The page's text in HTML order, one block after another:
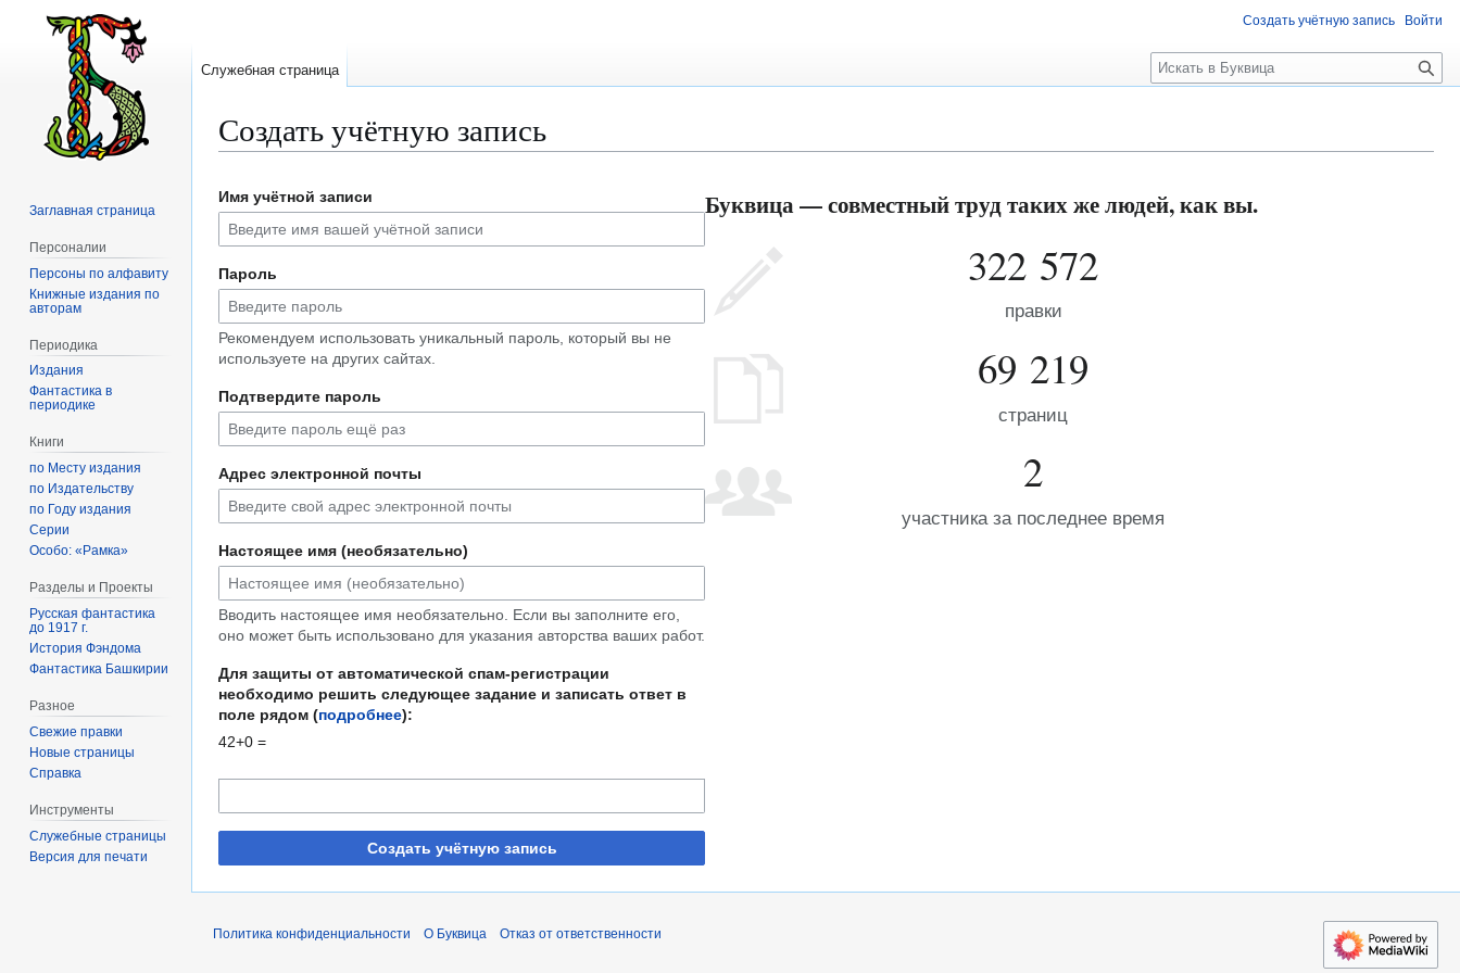
Создать учётную запись
к
навигации
к
поиску
Имя учётной записи
Пароль
Рекомендуем использовать уникальный пароль, который вы не
используете на других сайтах.
Подтвердите пароль
Адрес электронной почты
Настоящее имя (необязательно)
Вводить настоящее имя необязательно. Если вы заполните его,
оно может быть использовано для указания авторства ваших работ.
Для защиты от автоматической спам-регистрации
необходимо решить следующее задание и записать ответ в
поле рядом (подробнее):
42+0 =
Создать учётную запись
Буквица — совместный труд таких же людей, как вы.
322 572
правки
69 219
страниц
2
участника за последнее время
Создать учётную запись Войти
Служебная страница
П
о
к
Заглавная страница
Персоналии
Персоны по алфавиту
Книжные издания по
авторам
Периодика
Издания
Фантастика в
периодике
Книги
по Месту издания
по Издательству
по Году издания
Серии
Особо: «Рамка»
Разделы и Проекты
Русская фантастика
до 1917 г.
История Фэндома
Фантастика Башкирии
Разное
Свежие правки
Новые страницы
Справка
Инструменты
Служебные страницы
Версия для печати
Политика конфиденциальности О Буквица Отказ от ответственности